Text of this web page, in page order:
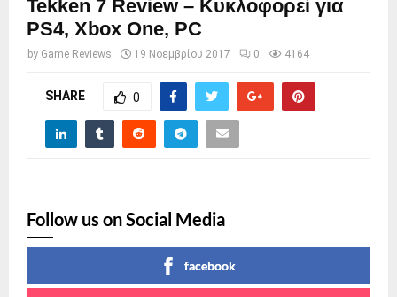
Tekken 7 Review – Κυκλοφορεί για
PS4, Xbox One, PC
by Game Reviews 19 Νοεμβρίου 2017 0 4164
SHARE 0
Follow us on Social Media
facebook